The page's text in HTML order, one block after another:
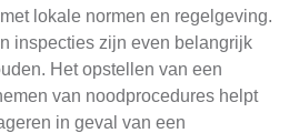
lokale normen en regelgeving.
inspecties zijn even belangrijk
Het opstellen van een
van noodprocedures helpt
in geval van een